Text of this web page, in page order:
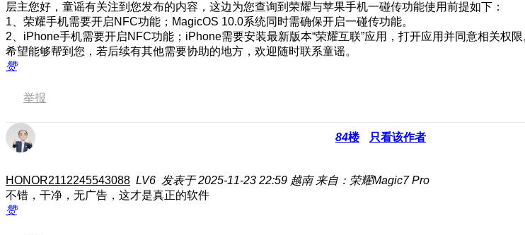
层主您好，童谣有关注到您发布的内容，这边为您查询到荣耀与苹果手机一碰传功能使用前提如下：
1、荣耀手机需要开启NFC功能；MagicOS 10.0系统同时需确保开启一碰传功能。
2、iPhone手机需要开启NFC功能；iPhone需要安装最新版本“荣耀互联”应用，打开应用并同意相关权限
希望能够帮到您，若后续有其他需要协助的地方，欢迎随时联系童谣。
赞
举报
84楼 只看该作者
HONOR2112245543088 LV6 发表于 2025-11-23 22:59 越南 来自：荣耀Magic7 Pro
不错，干净，无广告，这才是真正的软件
赞